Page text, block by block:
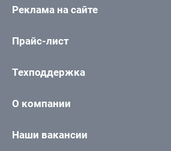
Реклама на сайте
Прайс-лист
Техподдержка
О компании
Наши вакансии